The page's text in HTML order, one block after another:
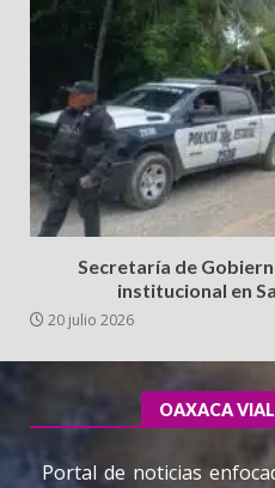
Secretaría de
institucional en
20 julio 2026
OAXACA
Portal de noticias